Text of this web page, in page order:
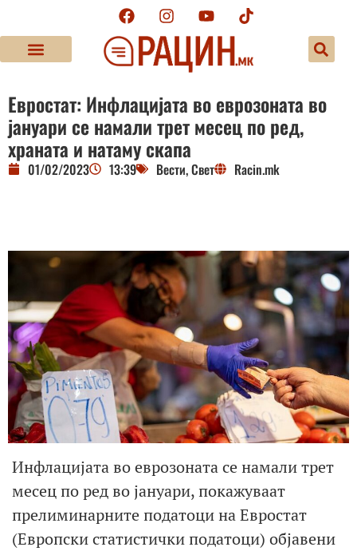
Евростат: Инфлацијата во еврозоната во
јануари се намали трет месец по ред,
храната и натаму скапа
01/02/2023 13:39 Вести,Свет Racin.mk
Инфлацијата во еврозоната се намали трет
месец по ред во јануари, покажуваат
прелиминарните податоци на Евростат
(Европски статистички податоци) објавени